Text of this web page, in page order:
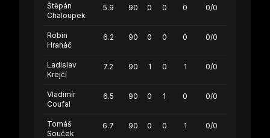
Štěpán
Chaloupek
5.9 90 0 0 0 0/0
Robin
Hranáč
6.2 90 0 0 0 0/0
Ladislav
Krejčí
7.2 90 1 0 1 0/0
Vladimír
Coufal
6.5 90 0 1 0 0/0
Tomáš
Souček
6.7 90 0 0 1 0/0